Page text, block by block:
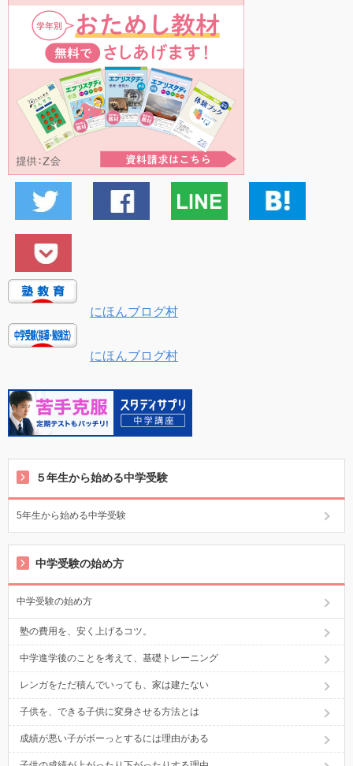
にほんブログ村
にほんブログ村
５年生から始める中学受験
5年生から始める中学受験
中学受験の始め方
中学受験の始め方
塾の費用を、安く上げるコツ。
中学進学後のことを考えて、基礎トレーニング
レンガをただ積んでいっても、家は建たない
子供を、できる子供に変身させる方法とは
成績が悪い子がボーっとするには理由がある